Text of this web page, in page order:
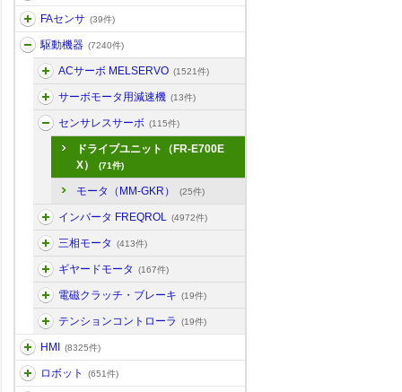
FAセンサ (39件)
駆動機器 (7240件)
ACサーボ MELSERVO (1521件)
サーボモータ用減速機 (13件)
センサレスサーボ (115件)
ドライブユニット（FR-E700E
X）
(71件)
モータ（MM-GKR） (25件)
インバータ FREQROL (4972件)
三相モータ (413件)
ギヤードモータ (167件)
電磁クラッチ・ブレーキ (19件)
テンションコントローラ (19件)
HMI (8325件)
ロボット (651件)